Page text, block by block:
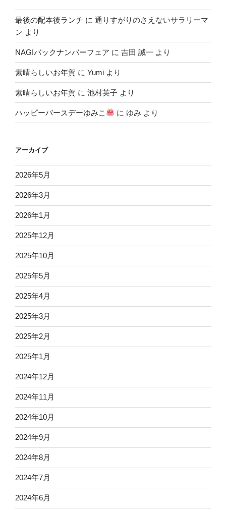
最後の配本後ランチ に 通りすがりのさえないサラリーマ
ン より
NAGIバックナンバーフェア に 吉田 誠一 より
素晴らしいお年賀 に Yumi より
素晴らしいお年賀 に 池村英子 より
ハッピーバースデーゆみこ に ゆみ より
アーカイブ
2026年5月
2026年3月
2026年1月
2025年12月
2025年10月
2025年5月
2025年4月
2025年3月
2025年2月
2025年1月
2024年12月
2024年11月
2024年10月
2024年9月
2024年8月
2024年7月
2024年6月